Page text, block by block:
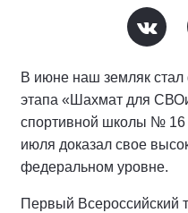
В июне наш земляк стал
этапа «Шахмат для
спортивной школы № 16
июля доказал свое
федеральном уровне.
Первый Всероссийский